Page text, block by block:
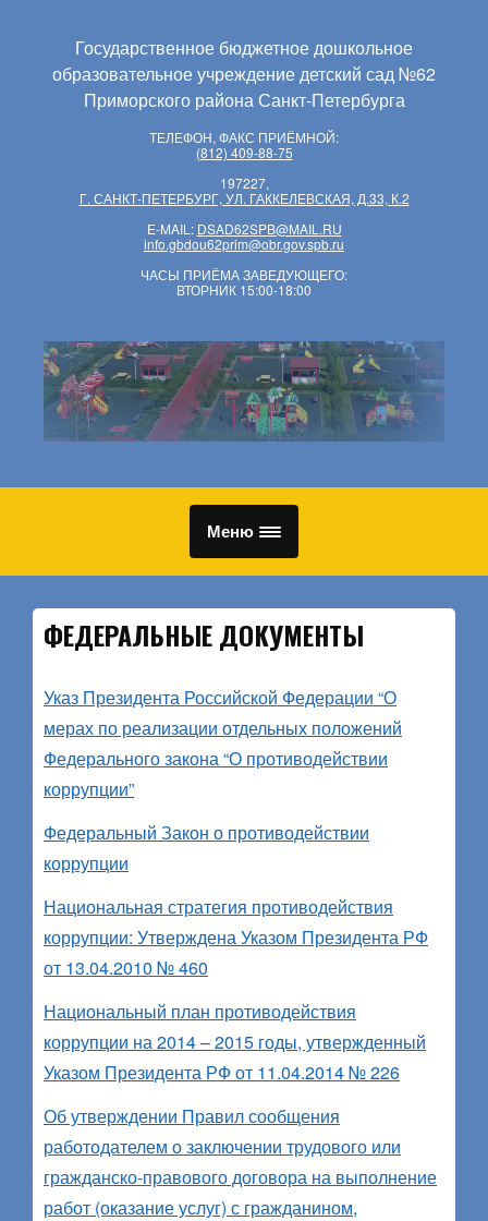
Государственное бюджетное дошкольное
образовательное учреждение детский сад №62
Приморского района Санкт-Петербурга
ТЕЛЕФОН, ФАКС ПРИЁМНОЙ:
(812) 409-88-75
197227,
Г. САНКТ-ПЕТЕРБУРГ, УЛ. ГАККЕЛЕВСКАЯ, Д.33, К.2
E-MAIL: DSAD62SPB@MAIL.RU
info.gbdou62prim@obr.gov.spb.ru
ЧАСЫ ПРИЁМА ЗАВЕДУЮЩЕГО:
ВТОРНИК 15:00-18:00
Меню
ФЕДЕРАЛЬНЫЕ ДОКУМЕНТЫ
Указ Президента Российской Федерации “О
мерах по реализации отдельных положений
Федерального закона “О противодействии
коррупции”
Федеральный Закон о противодействии
коррупции
Национальная стратегия противодействия
коррупции: Утверждена Указом Президента РФ
от 13.04.2010 № 460
Национальный план противодействия
коррупции на 2014 – 2015 годы, утвержденный
Указом Президента РФ от 11.04.2014 № 226
Об утверждении Правил сообщения
работодателем о заключении трудового или
гражданско-правового договора на выполнение
работ (оказание услуг) с гражданином,